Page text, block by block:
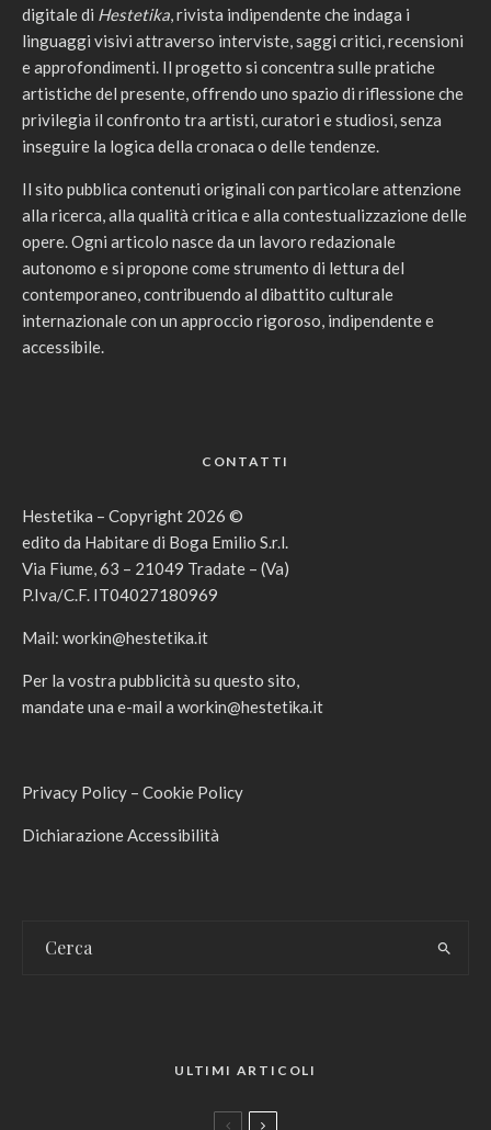
digitale di Hestetika, rivista indipendente che indaga i
linguaggi visivi attraverso interviste, saggi critici, recensioni
e approfondimenti. Il progetto si concentra sulle pratiche
artistiche del presente, offrendo uno spazio di riflessione che
privilegia il confronto tra artisti, curatori e studiosi, senza
inseguire la logica della cronaca o delle tendenze.
Il sito pubblica contenuti originali con particolare attenzione
alla ricerca, alla qualità critica e alla contestualizzazione delle
opere. Ogni articolo nasce da un lavoro redazionale
autonomo e si propone come strumento di lettura del
contemporaneo, contribuendo al dibattito culturale
internazionale con un approccio rigoroso, indipendente e
accessibile.
CONTATTI
Hestetika – Copyright 2026 ©
edito da Habitare di Boga Emilio S.r.l.
Via Fiume, 63 – 21049 Tradate – (Va)
P.Iva/C.F. IT04027180969
Mail: workin@hestetika.it
Per la vostra pubblicità su questo sito,
mandate una e-mail a workin@hestetika.it
Privacy Policy – Cookie Policy
Dichiarazione Accessibilità
ULTIMI ARTICOLI